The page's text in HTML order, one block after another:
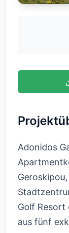
Adonidos
Golf
aus fünf